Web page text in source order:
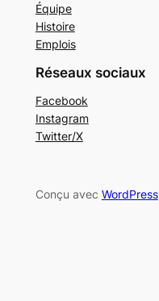
Équipe
Histoire
Emplois
Réseaux sociaux
Facebook
Instagram
Twitter/X
Conçu avec WordPress